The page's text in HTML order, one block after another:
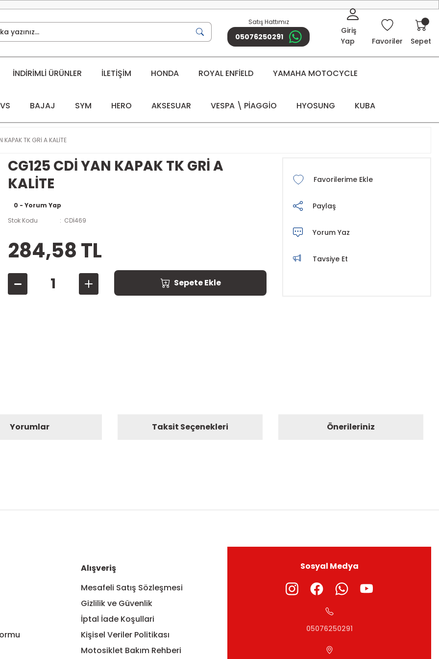
Satış Hattımız
05076250291
Giriş
Yap
Favoriler Sepet
İNDİRİMLİ ÜRÜNLER İLETİŞİM HONDA ROYAL ENFİELD YAMAHA MOTOCYCLE
BAJAJ SYM HERO AKSESUAR VESPA \ PİAGGİO HYOSUNG KUBA
KAPAK TK GRİ A KALİTE
CG125 CDİ YAN KAPAK TK GRİ A
KALİTE
0 - Yorum Yap
Stok Kodu
CDİ469
284,58 TL
Sepete Ekle
Paylaş
Yorum Yaz
Tavsiye Et
Yorumlar Taksit Seçenekleri Önerileriniz
Alışveriş
Mesafeli Satış Sözleşmesi
Gizlilik ve Güvenlik
İptal İade Koşullari
Kişisel Veriler Politikası
Motosiklet Bakım Rehberi
Sosyal Medya
05076250291